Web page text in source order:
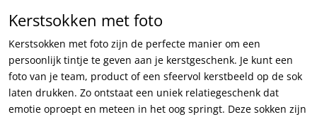
Kerstsokken met foto
Kerstsokken met foto zijn de perfecte manier om een
persoonlijk tintje te geven aan je kerstgeschenk. Je kunt een
foto van je team, product of een sfeervol kerstbeeld op de sok
laten drukken. Zo ontstaat een uniek relatiegeschenk dat
emotie oproept en meteen in het oog springt. Deze sokken zijn